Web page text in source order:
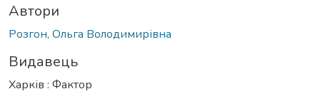
Автори
Розгон, Ольга Володимирівна
Видавець
Харків : Фактор